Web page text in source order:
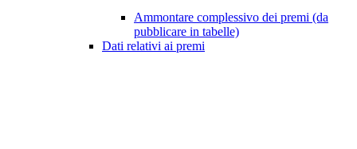
Ammontare complessivo dei premi (da
pubblicare in tabelle)
Dati relativi ai premi